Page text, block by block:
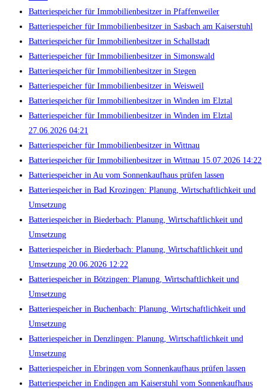
Batteriespeicher für Immobilienbesitzer in Pfaffenweiler
Batteriespeicher für Immobilienbesitzer in Sasbach am Kaiserstuhl
Batteriespeicher für Immobilienbesitzer in Schallstadt
Batteriespeicher für Immobilienbesitzer in Simonswald
Batteriespeicher für Immobilienbesitzer in Stegen
Batteriespeicher für Immobilienbesitzer in Weisweil
Batteriespeicher für Immobilienbesitzer in Winden im Elztal
Batteriespeicher für Immobilienbesitzer in Winden im Elztal
27.06.2026 04:21
Batteriespeicher für Immobilienbesitzer in Wittnau
Batteriespeicher für Immobilienbesitzer in Wittnau 15.07.2026 14:22
Batteriespeicher in Au vom Sonnenkaufhaus prüfen lassen
Batteriespeicher in Bad Krozingen: Planung, Wirtschaftlichkeit und
Umsetzung
Batteriespeicher in Biederbach: Planung, Wirtschaftlichkeit und
Umsetzung
Batteriespeicher in Biederbach: Planung, Wirtschaftlichkeit und
Umsetzung 20.06.2026 12:22
Batteriespeicher in Bötzingen: Planung, Wirtschaftlichkeit und
Umsetzung
Batteriespeicher in Buchenbach: Planung, Wirtschaftlichkeit und
Umsetzung
Batteriespeicher in Denzlingen: Planung, Wirtschaftlichkeit und
Umsetzung
Batteriespeicher in Ebringen vom Sonnenkaufhaus prüfen lassen
Batteriespeicher in Endingen am Kaiserstuhl vom Sonnenkaufhaus